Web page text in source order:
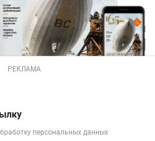
РЕКЛАМА
персональных данных